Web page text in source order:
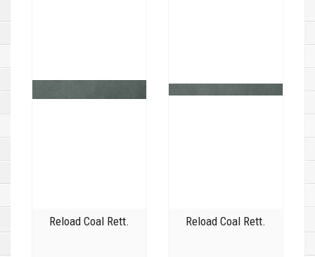
Reload Coal Rett. Reload Coal Rett.